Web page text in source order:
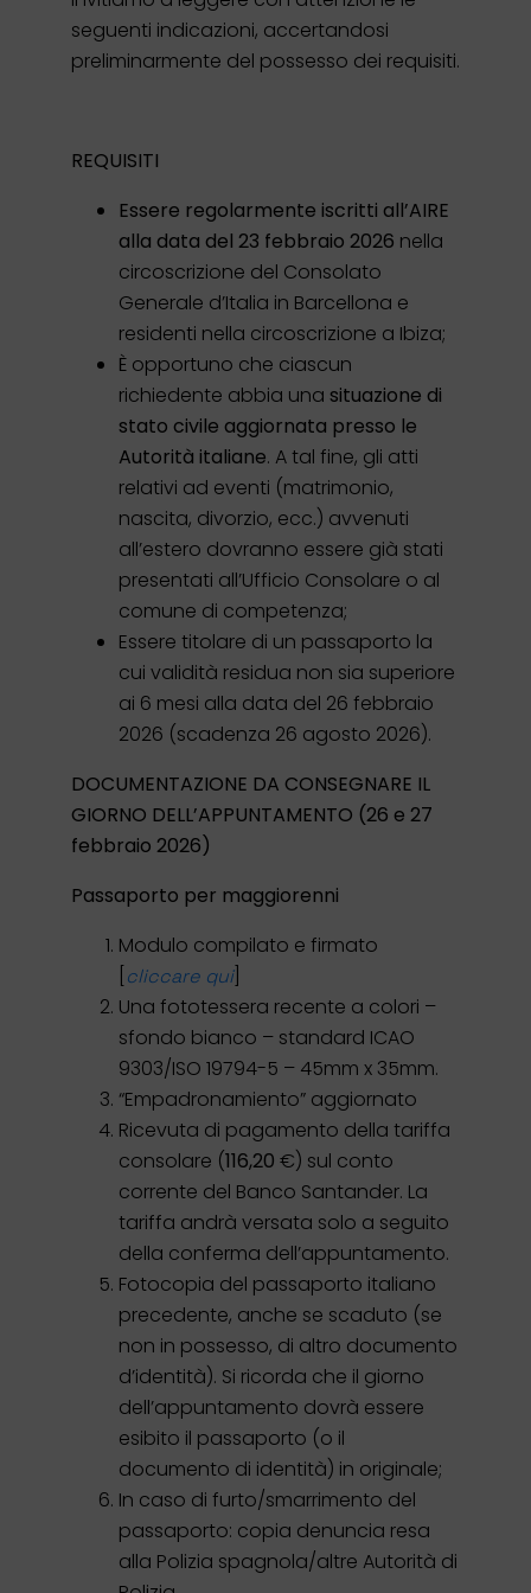
seguenti indicazioni, accertandosi
preliminarmente del possesso dei requisiti.
REQUISITI
Essere regolarmente iscritti all’AIRE
alla data del 23 febbraio 2026 nella
circoscrizione del Consolato
Generale d’Italia in Barcellona e
residenti nella circoscrizione a Ibiza;
È opportuno che ciascun
richiedente abbia una situazione di
stato civile aggiornata presso le
Autorità italiane. A tal fine, gli atti
relativi ad eventi (matrimonio,
nascita, divorzio, ecc.) avvenuti
all’estero dovranno essere già stati
presentati all’Ufficio Consolare o al
comune di competenza;
Essere titolare di un passaporto la
cui validità residua non sia superiore
ai 6 mesi alla data del 26 febbraio
2026 (scadenza 26 agosto 2026).
DOCUMENTAZIONE DA CONSEGNARE IL
GIORNO DELL’APPUNTAMENTO (26 e 27
febbraio 2026)
Passaporto per maggiorenni
Modulo compilato e firmato
cliccare qui]
Una fototessera recente a colori –
sfondo bianco – standard ICAO
9303/ISO 19794-5 – 45mm x 35mm.
“Empadronamiento” aggiornato
Ricevuta di pagamento della tariffa
consolare (116,20 €) sul conto
corrente del Banco Santander. La
tariffa andrà versata solo a seguito
della conferma dell’appuntamento.
Fotocopia del passaporto italiano
precedente, anche se scaduto (se
non in possesso, di altro documento
d’identità). Si ricorda che il giorno
dell’appuntamento dovrà essere
esibito il passaporto (o il
documento di identità) in originale;
In caso di furto/smarrimento del
passaporto: copia denuncia resa
alla Polizia spagnola/altre Autorità di